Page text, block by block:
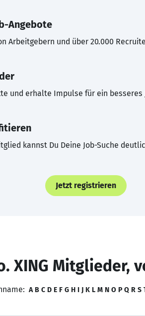
Angebote
Arbeitgebern und über 20.000
und erhalte Impulse für ein besseres
kannst Du Deine Job-Suche
Jetzt registrieren
XING Mitglieder,
A B C D E F G H I J K L M N O P Q R S